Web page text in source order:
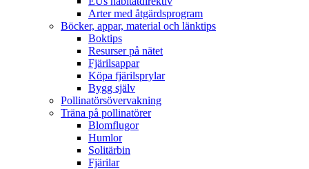
Arter med åtgärdsprogram
Böcker, appar, material och länktips
Boktips
Resurser på nätet
Fjärilsappar
Köpa fjärilsprylar
Bygg själv
Pollinatörsövervakning
Träna på pollinatörer
Blomflugor
Humlor
Solitärbin
Fjärilar